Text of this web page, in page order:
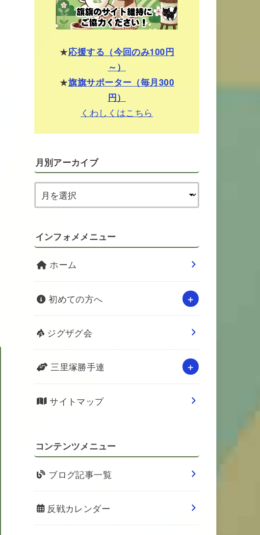
★応援する（今回のみ100円
～）
★旗旗サポーター（毎月300
円）
くわしくはこちら
月別アーカイブ
インフォメメニュー
ホーム
初めての方へ
ジグザグ会
三里塚勝手連
サイトマップ
コンテンツメニュー
ブログ記事一覧
反戦カレンダー